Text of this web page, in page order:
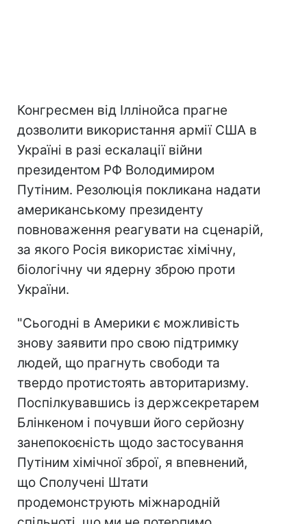
Конгресмен від Іллінойса прагне
дозволити використання армії США в
Україні в разі ескалації війни
президентом РФ Володимиром
Путіним. Резолюція покликана надати
американському президенту
повноваження реагувати на сценарій,
за якого Росія використає хімічну,
біологічну чи ядерну зброю проти
України.
"Сьогодні в Америки є можливість
знову заявити про свою підтримку
людей, що прагнуть свободи та
твердо протистоять авторитаризму.
Поспілкувавшись із держсекретарем
Блінкеном і почувши його серйозну
занепокоєність щодо застосування
Путіним хімічної зброї, я впевнений,
що Сполучені Штати
продемонструють міжнародній